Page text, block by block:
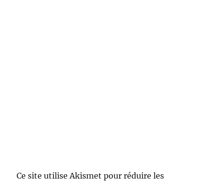
Ce site utilise Akismet pour réduire les